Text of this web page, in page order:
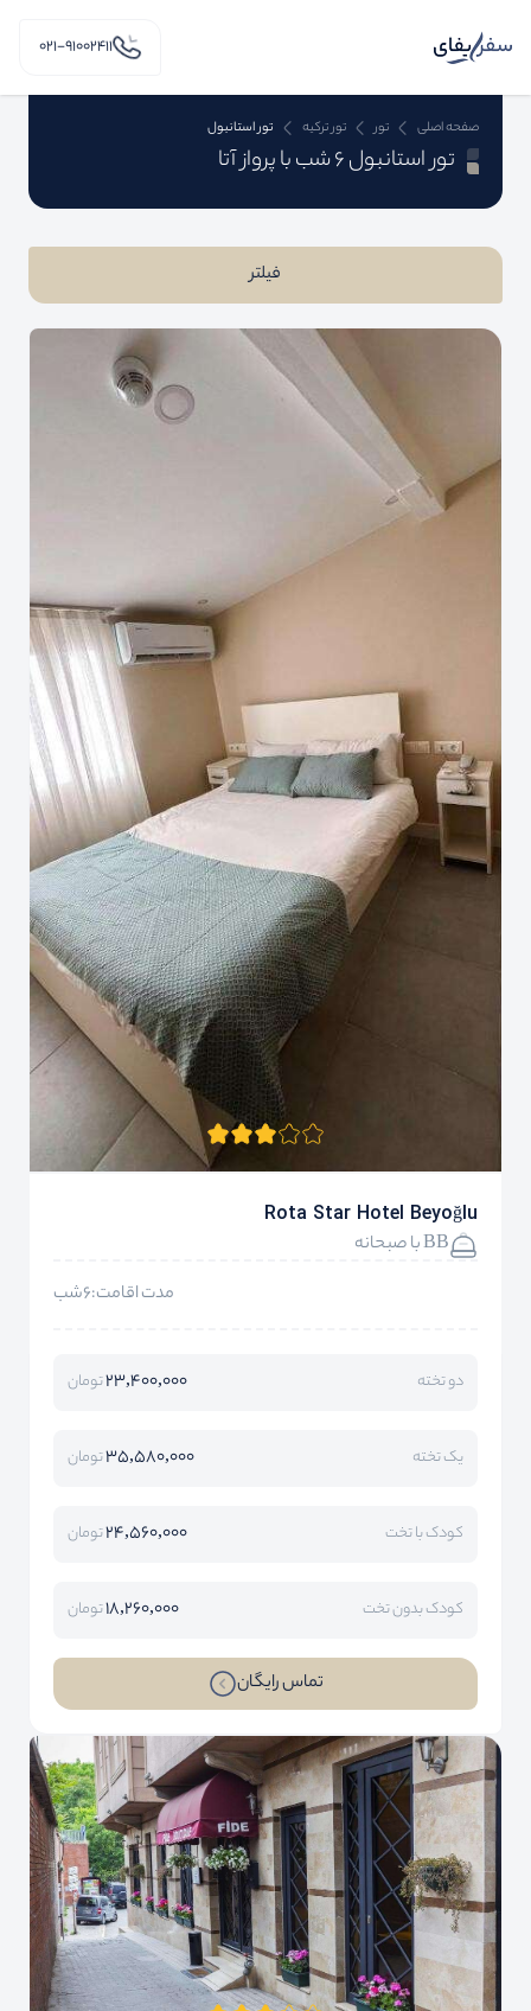
۰۲۱-91002411
صفحه اصلی تور تور ترکیه تور استانبول
تور استانبول 6 شب با پرواز آتا
فیلتر
Rota Star Hotel Beyoğlu
BB با صبحانه
مدت اقامت:6شب
دو تخته 23,400,000تومان
یک تخته 35,580,000تومان
کودک با تخت 24,560,000تومان
کودک بدون تخت 18,260,000تومان
تماس رایگان